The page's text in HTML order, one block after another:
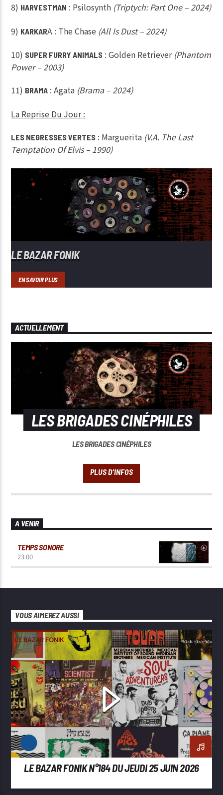
8) HARVESTMAN : Psilosynth (Triptych: Part One – 2024)
9) KARKARA : The Chase (All Is Dust – 2024)
10) SUPER FURRY ANIMALS : Golden Retriever (Phantom
Power – 2003)
11) BRAMA : Agata (Brama – 2024)
La Reprise Du Jour :
LES NEGRESSES VERTES : Marguerita (V.A. The Last
Temptation Of Elvis – 1990)
LE BAZAR FONIK
EN SAVOIR PLUS
ACTUELLEMENT
LES BRIGADES CINÉPHILES
LES BRIGADES CINÉPHILES
A VENIR
TEMPS SONORE
23:00
VOUS AIMEREZ AUSSI
LE BAZAR FONIK
LE BAZAR FONIK N°184 DU JEUDI 25 JUIN 2026